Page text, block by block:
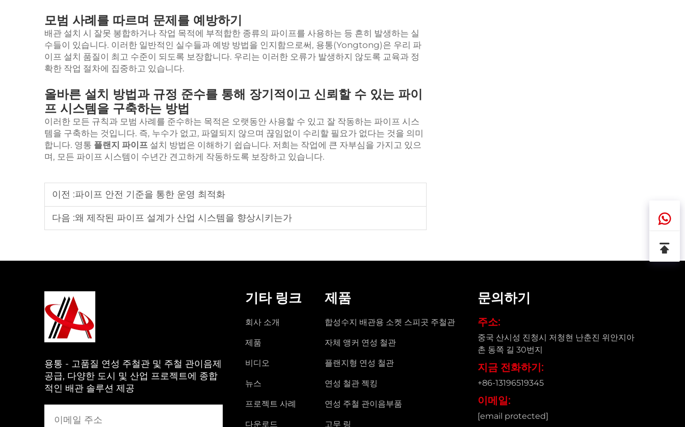
모범 사례를 따르며 문제를 예방하기
배관 설치 시 잘못 봉합하거나 작업 목적에 부적합한 종류의 파이프를 사용하는 등 흔히 발생하는 실
수들이 있습니다. 이러한 일반적인 실수들과 예방 방법을 인지함으로써, 용통(Yongtong)은 우리 파
이프 설치 품질이 최고 수준이 되도록 보장합니다. 우리는 이러한 오류가 발생하지 않도록 교육과 정
확한 작업 절차에 집중하고 있습니다.
올바른 설치 방법과 규정 준수를 통해 장기적이고 신뢰할 수 있는 파이
프 시스템을 구축하는 방법
이러한 모든 규칙과 모범 사례를 준수하는 목적은 오랫동안 사용할 수 있고 잘 작동하는 파이프 시스
템을 구축하는 것입니다. 즉, 누수가 없고, 파열되지 않으며 끊임없이 수리할 필요가 없다는 것을 의미
합니다. 영통 플랜지 파이프 설치 방법은 이해하기 쉽습니다. 저희는 작업에 큰 자부심을 가지고 있으
며, 모든 파이프 시스템이 수년간 견고하게 작동하도록 보장하고 있습니다.
이전 :파이프 안전 기준을 통한 운영 최적화
다음 :왜 제작된 파이프 설계가 산업 시스템을 향상시키는가
용통 - 고품질 연성 주철관 및 주철 관이음제
공급, 다양한 도시 및 산업 프로젝트에 종합
적인 배관 솔루션 제공
기타 링크
회사 소개
제품
비디오
뉴스
프로젝트 사례
다운로드
제품
합성수지 배관용 소켓 스피곳 주철관
자체 앵커 연성 철관
플랜지형 연성 철관
연성 철관 젝킹
연성 주철 관이음부품
고무 링
문의하기
주소:
중국 산시성 진청시 저청현 난춘진 위안지아
촌 동쪽 길 30번지
지금 전화하기:
+86-13196519345
이메일:
[email protected]